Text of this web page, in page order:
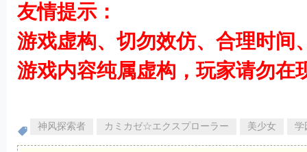
友情提示：
游戏虚构、切勿效仿、合理时间
游戏内容纯属虚构，玩家请勿在
神风探索者 カミカゼ☆エクスプローラー 美少女 学